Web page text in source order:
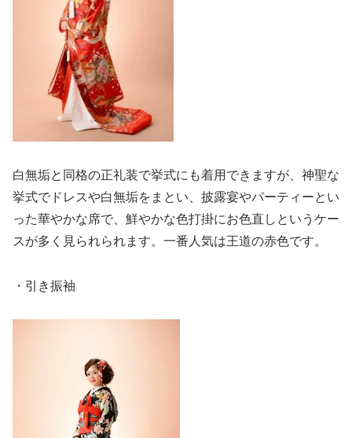
白無垢と同格の正礼装で挙式にも着用できますが、神聖な
挙式でドレスや白無垢をまとい、披露宴やパーティーとい
った華やかな席で、鮮やかな色打掛にお色直しというケー
スが多く見られられます。一番人気は王道の赤色です。
・引き振袖